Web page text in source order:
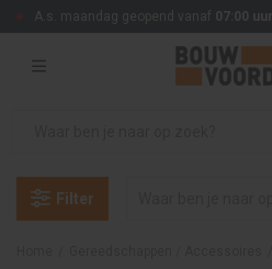
A.s. maandag geopend vanaf 07:00 uur
Filter